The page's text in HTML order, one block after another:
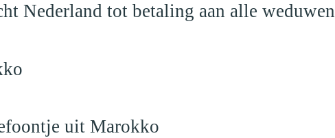
Nederland tot betaling aan alle weduwen
uit Marokko